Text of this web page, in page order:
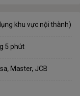
khu vực nội thành)
5 phút
Master, JCB